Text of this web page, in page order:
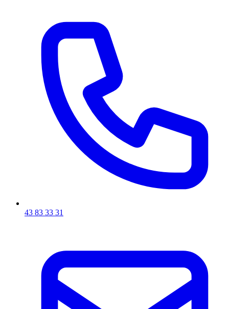
43 83 33 31